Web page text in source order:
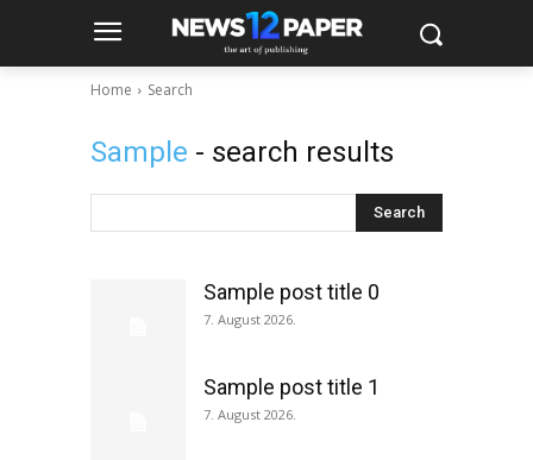
Home Search
Sample - search results
Search
Sample post title 0
7. August 2026.
Sample post title 1
7. August 2026.